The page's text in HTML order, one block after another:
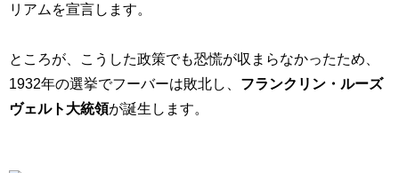
リアムを宣言します。
ところが、こうした政策でも恐慌が収まらなかったため、
1932年の選挙でフーバーは敗北し、 フランクリン・ルーズ
ヴェルト大統領が誕生します。